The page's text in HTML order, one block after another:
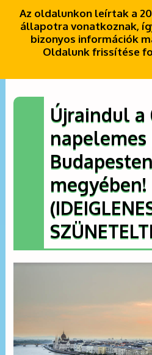
Az oldalunkon leírtak a
állapotra vonatkoznak,
bizonyos információk
Oldalunk frissítése
Újraindul a
megyében!